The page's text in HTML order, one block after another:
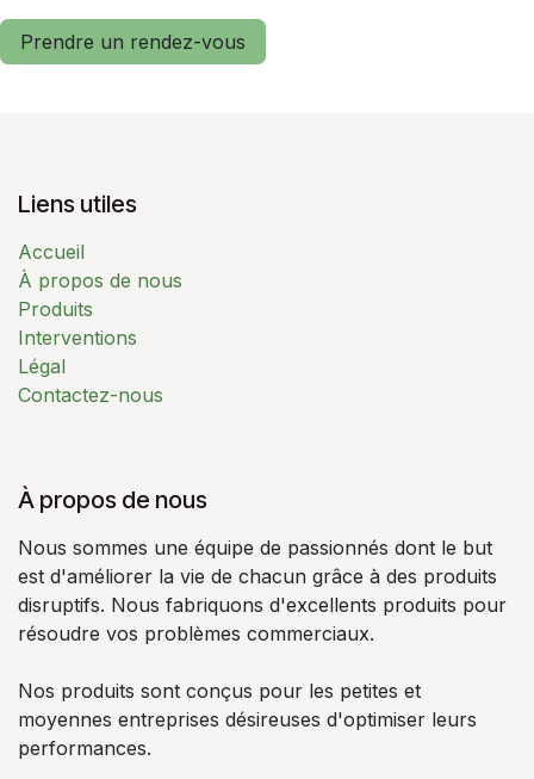
Prendre un rendez-vous
Liens utiles
Accueil
À propos de nous
Produits
Interventions
Légal
Contactez-nous
À propos de nous
Nous sommes une équipe de passionnés dont le but
est d'améliorer la vie de chacun grâce à des produits
disruptifs. Nous fabriquons d'excellents produits pour
résoudre vos problèmes commerciaux.
Nos produits sont conçus pour les petites et
moyennes entreprises désireuses d'optimiser leurs
performances.